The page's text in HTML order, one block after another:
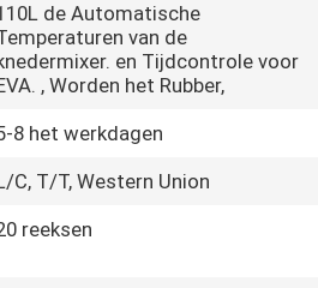
de Automatische
van de
en Tijdcontrole voor
, Worden het Rubber,
8 het werkdagen
C, T/T, Western Union
reeksen